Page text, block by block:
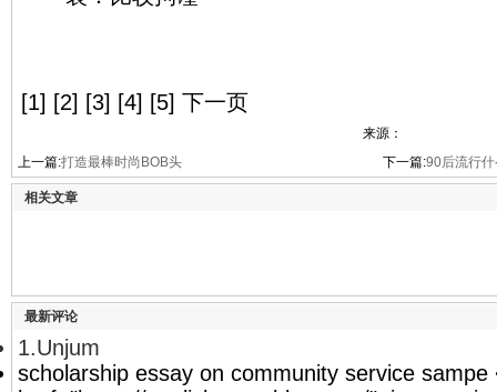
[1] [2] [3] [4] [5] 下一页
来源：
上一篇:打造最棒时尚BOB头 下一篇:90后流行
相关文章
最新评论
1.Unjum
scholarship essay on community service sampe